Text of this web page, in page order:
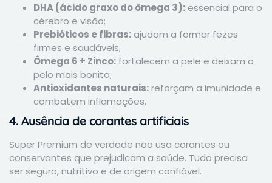
DHA (ácido graxo do ômega 3): essencial para o
cérebro e visão;
Prebióticos e fibras: ajudam a formar fezes
firmes e saudáveis;
Ômega 6 + Zinco: fortalecem a pele e deixam o
pelo mais bonito;
Antioxidantes naturais:reforçam a imunidade e
combatem inflamações.
4. Ausência de corantes artificiais
Super Premium de verdade não usa corantes ou
conservantes que prejudicam a saúde. Tudo precisa
ser seguro, nutritivo e de origem confiável.